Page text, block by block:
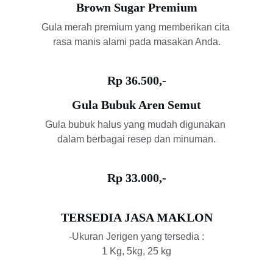
Brown Sugar Premium
Gula merah premium yang memberikan cita
rasa manis alami pada masakan Anda.
Rp 36.500,-
Gula Bubuk Aren Semut
Rp 33.000,-
Gula bubuk halus yang mudah digunakan
dalam berbagai resep dan minuman.
TERSEDIA JASA MAKLON
-Ukuran Jerigen yang tersedia :
1 Kg, 5kg, 25 kg